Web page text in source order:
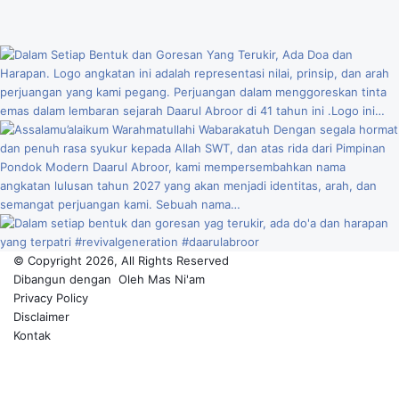
© Copyright 2026, All Rights Reserved
Dibangun dengan Oleh Mas Ni'am
Privacy Policy
Disclaimer
Kontak